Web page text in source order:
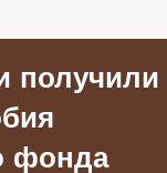
получили
фонда